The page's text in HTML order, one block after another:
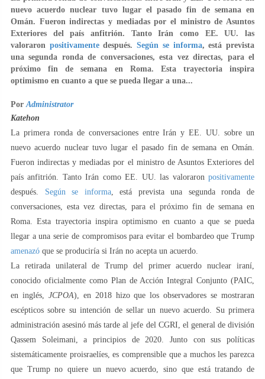
nuevo acuerdo nuclear tuvo lugar el pasado fin de semana en
Omán. Fueron indirectas y mediadas por el ministro de Asuntos
Exteriores del país anfitrión. Tanto Irán como EE. UU. las
valoraron positivamentedespués.Según se informa, está prevista
una segunda ronda de conversaciones, esta vez directas, para el
próximo fin de semana en Roma. Esta trayectoria inspira
optimismo en cuanto a que se pueda llegar a una...
Por Administrator
Katehon
La primera ronda de conversaciones entre Irán y EE. UU. sobre un
nuevo acuerdo nuclear tuvo lugar el pasado fin de semana en Omán.
Fueron indirectas y mediadas por el ministro de Asuntos Exteriores del
país anfitrión. Tanto Irán como EE. UU. las valoraron positivamente
después. Según se informa, está prevista una segunda ronda de
conversaciones, esta vez directas, para el próximo fin de semana en
Roma. Esta trayectoria inspira optimismo en cuanto a que se pueda
llegar a una serie de compromisos para evitar el bombardeo que Trump
amenazó que se produciría si Irán no acepta un acuerdo.
La retirada unilateral de Trump del primer acuerdo nuclear iraní,
conocido oficialmente como Plan de Acción Integral Conjunto (PAIC,
en inglés, JCPOA), en 2018 hizo que los observadores se mostraran
escépticos sobre su intención de sellar un nuevo acuerdo. Su primera
administración asesinó más tarde al jefe del CGRI, el general de división
Qassem Soleimani, a principios de 2020. Junto con sus políticas
sistemáticamente proisraelíes, es comprensible que a muchos les parezca
que Trump no quiere un nuevo acuerdo, sino que está tratando de